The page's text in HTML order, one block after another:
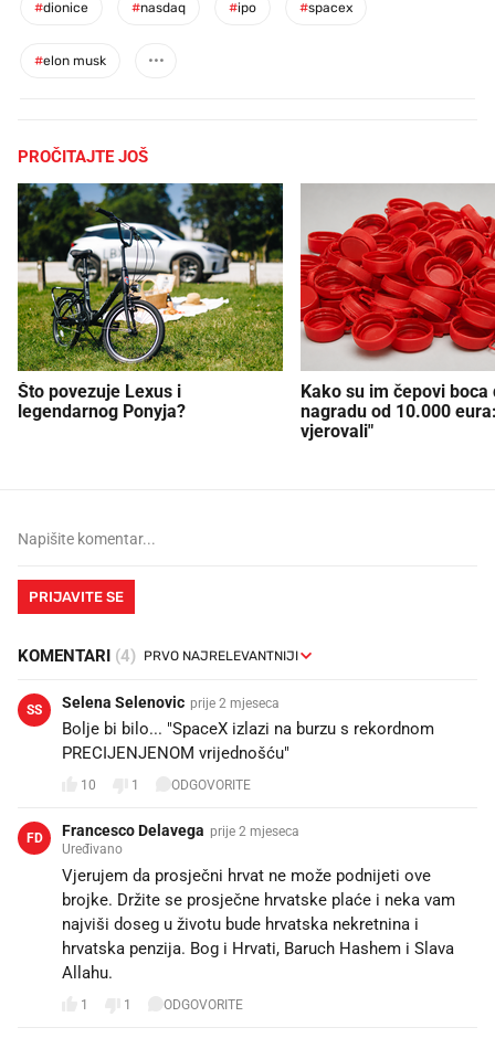
#dionice #nasdaq #ipo #spacex
#elon musk
PROČITAJTE JOŠ
Što povezuje Lexus i
legendarnog Ponyja?
Kako su im čepovi boca
nagradu od 10.000
vjerovali"
PRIJAVITE SE
KOMENTARI (4)
SS Selena Selenovic prije 2 mjeseca
Bolje bi bilo... "SpaceX izlazi na burzu s rekordnom
PRECIJENJENOM vrijednošću"
10 1 ODGOVORITE
FD Francesco Delavega prije 2 mjeseca
Uređivano
Vjerujem da prosječni hrvat ne može podnijeti ove
brojke. Držite se prosječne hrvatske plaće i neka vam
najviši doseg u životu bude hrvatska nekretnina i
hrvatska penzija. Bog i Hrvati, Baruch Hashem i Slava
Allahu.
1 1 ODGOVORITE